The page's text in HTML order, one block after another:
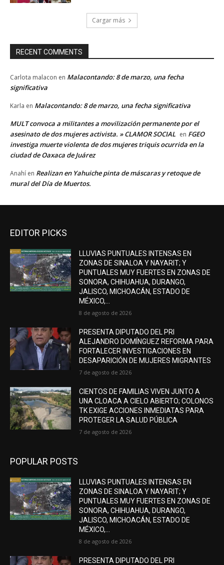
Cargar más
RECENT COMMENTS
Carlota malacon en Malacontando: 8 de marzo, una fecha
significativa
Karla en Malacontando: 8 de marzo, una fecha significativa
MULT convoca a militantes a movilización permanente por el
asesinato de dos mujeres activista. » CLAMOR SOCIAL en FGEO
investiga muerte violenta de dos mujeres triquis ocurrida en la
ciudad de Oaxaca de Juárez
Anahí en Realizan en Yahuiche pinta de máscaras y retoque de
mural del Día de Muertos.
EDITOR PICKS
LLUVIAS PUNTUALES INTENSAS EN
ZONAS DE SINALOA Y NAYARIT; Y
PUNTUALES MUY FUERTES EN ZONAS DE
SONORA, CHIHUAHUA, DURANGO,
JALISCO, MICHOACÁN, ESTADO DE
MÉXICO,...
8 de agosto de 2026
PRESENTA DIPUTADO DEL PRI
ALEJANDRO DOMÍNGUEZ REFORMA PARA
FORTALECER INVESTIGACIONES EN
DESAPARICIÓN DE MUJERES MIGRANTES
7 de agosto de 2026
CIENTOS DE FAMILIAS VIVEN JUNTO A
UNA CLOACA A CIELO ABIERTO; COLONOS
TK EXIGE ACCIONES INMEDIATAS PARA
PROTEGER LA SALUD PÚBLICA
7 de agosto de 2026
POPULAR POSTS
LLUVIAS PUNTUALES INTENSAS EN
ZONAS DE SINALOA Y NAYARIT; Y
PUNTUALES MUY FUERTES EN ZONAS DE
SONORA, CHIHUAHUA, DURANGO,
JALISCO, MICHOACÁN, ESTADO DE
MÉXICO,...
8 de agosto de 2026
PRESENTA DIPUTADO DEL PRI